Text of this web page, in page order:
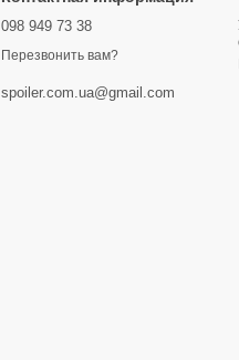
098 949 73 38
Перезвонить вам?
spoiler.com.ua@gmail.com